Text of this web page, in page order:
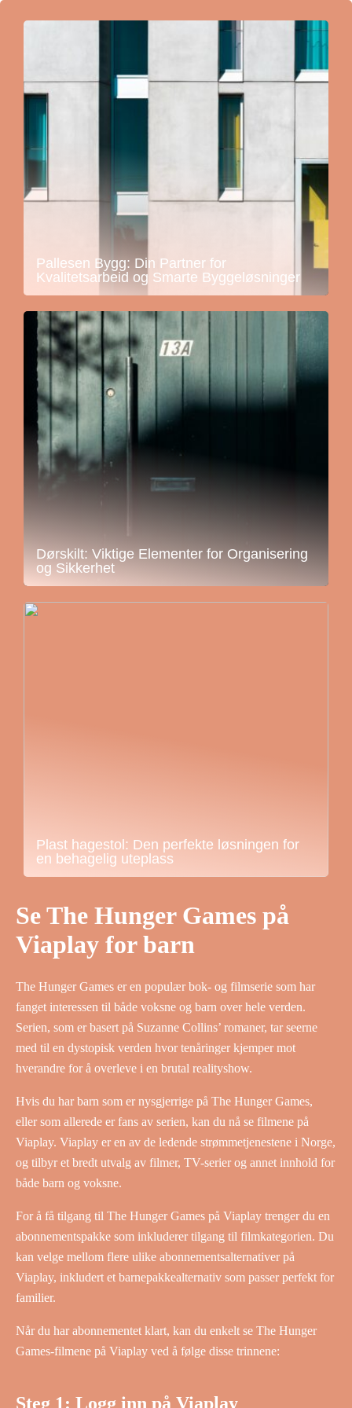
Pallesen Bygg: Din Partner for
Kvalitetsarbeid og Smarte Byggeløsninger
Dørskilt: Viktige Elementer for Organisering
og Sikkerhet
Plast hagestol: Den perfekte løsningen for
en behagelig uteplass
Se The Hunger Games på
Viaplay for barn
The Hunger Games er en populær bok- og filmserie som har
fanget interessen til både voksne og barn over hele verden.
Serien, som er basert på Suzanne Collins’ romaner, tar seerne
med til en dystopisk verden hvor tenåringer kjemper mot
hverandre for å overleve i en brutal realityshow.
Hvis du har barn som er nysgjerrige på The Hunger Games,
eller som allerede er fans av serien, kan du nå se filmene på
Viaplay. Viaplay er en av de ledende strømmetjenestene i Norge,
og tilbyr et bredt utvalg av filmer, TV-serier og annet innhold for
både barn og voksne.
For å få tilgang til The Hunger Games på Viaplay trenger du en
abonnementspakke som inkluderer tilgang til filmkategorien. Du
kan velge mellom flere ulike abonnementsalternativer på
Viaplay, inkludert et barnepakkealternativ som passer perfekt for
familier.
Når du har abonnementet klart, kan du enkelt se The Hunger
Games-filmene på Viaplay ved å følge disse trinnene:
Steg 1: Logg inn på Viaplay